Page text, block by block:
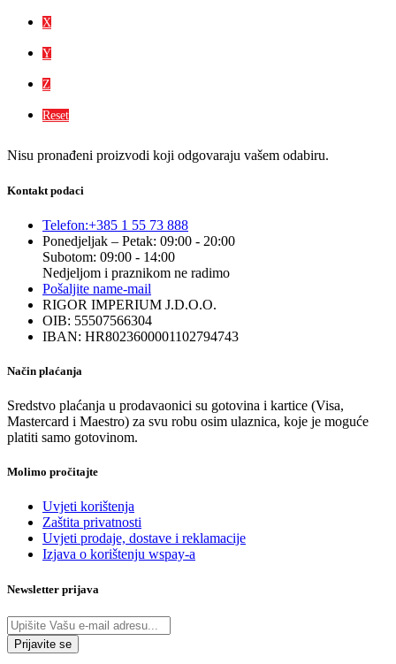
X
Y
Z
Reset
Nisu pronađeni proizvodi koji odgovaraju vašem odabiru.
Kontakt podaci
Telefon:+385 1 55 73 888
Ponedjeljak – Petak: 09:00 - 20:00
Subotom: 09:00 - 14:00
Nedjeljom i praznikom ne radimo
Pošaljite name-mail
RIGOR IMPERIUM J.D.O.O.
OIB: 55507566304
IBAN: HR8023600001102794743
Način plaćanja
Sredstvo plaćanja u prodavaonici su gotovina i kartice (Visa,
Mastercard i Maestro) za svu robu osim ulaznica, koje je moguće
platiti samo gotovinom.
Molimo pročitajte
Uvjeti korištenja
Zaštita privatnosti
Uvjeti prodaje, dostave i reklamacije
Izjava o korištenju wspay-a
Newsletter prijava